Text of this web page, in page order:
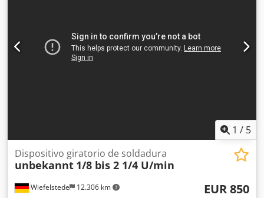
1 / 5
Wiefelstede 12.306 km
Dispositivo giratorio de soldadura
unbekannt 1/8 bis 2 1/4 U/min
EUR 850